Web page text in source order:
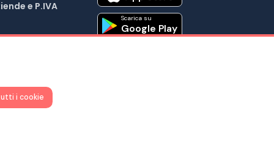
e P.IVA
Scarica su
Google Play
Fiscale e P.IVA 04037441203 |
D.L. 179/2012
i cookie